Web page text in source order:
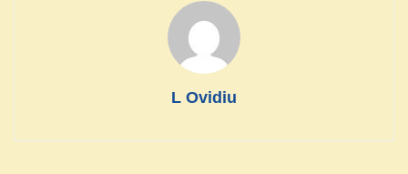
L Ovidiu